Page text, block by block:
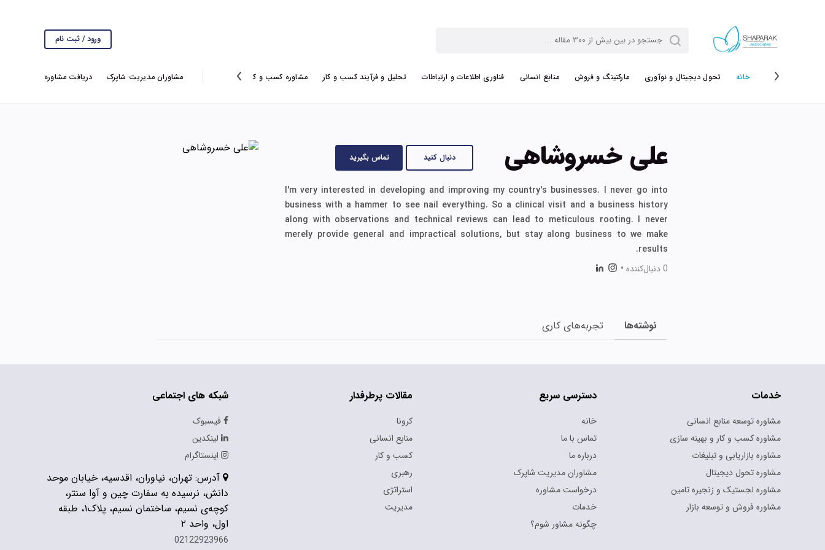
ورود / ثبت نام
خانه تحول دیجیتال و نوآوری مارکتینگ و فروش منابع انسانی فناوری اطلاعات و ارتباطات تحلیل و فرآیند کسب و کار مشاوره کسب و کار گزارش ها ویروس کرونامشاوران مدیریت شاپرک دریافت مشاوره
علی خسروشاهی دنبال کنید تماس بگیرید
I'm very interested in developing and improving my country's businesses. I never go into
business with a hammer to see nail everything. So a clinical visit and a business history
along with observations and technical reviews can lead to meticulous rooting. I never
merely provide general and impractical solutions, but stay along business to we make
results.
0 دنبال‌کننده
•
نوشته‌ها تجربه‌های کاری
خدمات
مشاوره توسعه منابع انسانی
مشاوره کسب و کار و بهینه سازی
مشاوره بازاریابی و تبلیغات
مشاوره تحول دیجیتال
مشاوره لجستیک و زنجیره تامین
مشاوره فروش و توسعه بازار
دسترسی سریع
خانه
تماس با ما
درباره ما
مشاوران مدیریت شاپرک
درخواست مشاوره
خدمات
چگونه مشاور شوم؟
مقالات پرطرفدار
کرونا
منابع انسانی
کسب و کار
رهبری
استراتژی
مدیریت
شبکه های اجتماعی
فیسبوک
لینکدین
اینستاگرام
آدرس: تهران، نیاوران، اقدسیه، خیابان موحد
دانش، نرسیده به سفارت چین و آوا سنتر،
کوچه‌ی نسیم، ساختمان نسیم، پلاک۱، طبقه
اول، واحد ۲
02122923966